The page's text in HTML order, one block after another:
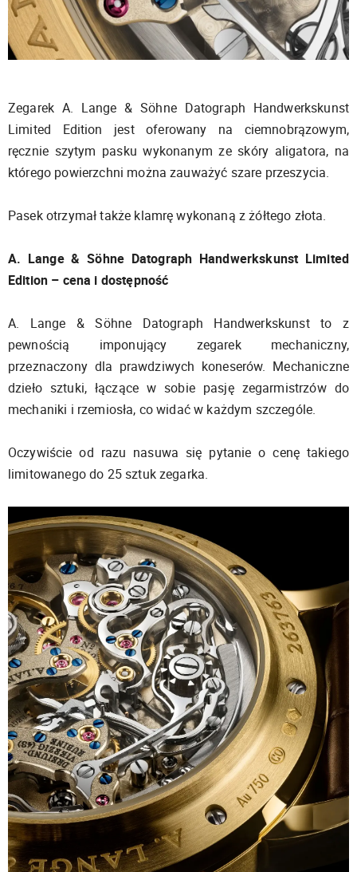
Zegarek A. Lange & Söhne Datograph Handwerkskunst
Limited Edition jest oferowany na ciemnobrązowym,
ręcznie szytym pasku wykonanym ze skóry aligatora, na
którego powierzchni można zauważyć szare przeszycia.
Pasek otrzymał także klamrę wykonaną z żółtego złota.
A. Lange & Söhne Datograph Handwerkskunst Limited
Edition – cena i dostępność
A. Lange & Söhne Datograph Handwerkskunst to z
pewnością imponujący zegarek mechaniczny,
przeznaczony dla prawdziwych koneserów. Mechaniczne
dzieło sztuki, łączące w sobie pasję zegarmistrzów do
mechaniki i rzemiosła, co widać w każdym szczególe.
Oczywiście od razu nasuwa się pytanie o cenę takiego
limitowanego do 25 sztuk zegarka.